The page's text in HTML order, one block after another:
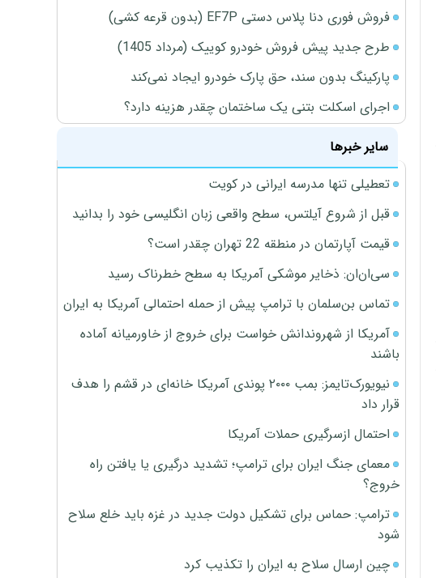
فروش فوری دنا پلاس دستی EF7P (بدون قرعه کشی)
طرح جدید پیش فروش خودرو کوییک (مرداد 1405)
پارکینگ بدون سند، حق پارک خودرو ایجاد نمی‌کند
اجرای اسکلت بتنی یک ساختمان چقدر هزینه دارد؟
سایر خبرها
تعطیلی تنها مدرسه ایرانی در کویت
قبل از شروع آیلتس، سطح واقعی زبان انگلیسی خود را بدانید
قیمت آپارتمان در منطقه 22 تهران چقدر است؟
سی‌ان‌ان: ذخایر موشکی آمریکا به سطح خطرناک رسید
تماس بن‌سلمان با ترامپ پیش از حمله احتمالی آمریکا به ایران
آمریکا از شهروندانش خواست برای خروج از خاورمیانه آماده
باشند
نیویورک‌تایمز: بمب ۲۰۰۰ پوندی آمریکا خانه‌ای در قشم را هدف
قرار داد
احتمال ازسرگیری حملات آمریکا
معمای جنگ ایران برای ترامپ؛ تشدید درگیری یا یافتن راه
خروج؟
ترامپ: حماس برای تشکیل دولت جدید در غزه باید خلع سلاح
شود
چین ارسال سلاح به ایران را تکذیب کرد